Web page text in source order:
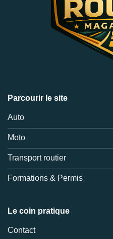
Parcourir le site
Auto
Moto
Transport routier
Formations & Permis
Le coin pratique
Contact